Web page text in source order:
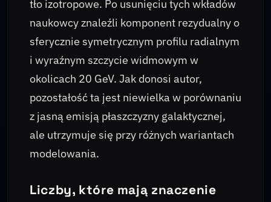
tło izotropowe. Po usunięciu tych wkładów
naukowcy znaleźli komponent rezydualny o
sferycznie symetrycznym profilu radialnym
i wyraźnym szczycie widmowym w
okolicach 20 GeV. Jak donosi autor,
pozostałość ta jest niewielka w porównaniu
z jasną emisją płaszczyzny galaktycznej,
ale utrzymuje się przy różnych wariantach
modelowania.
Liczby, które mają znaczenie